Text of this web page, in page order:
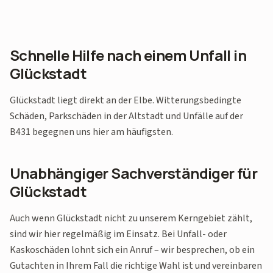
Schnelle Hilfe nach einem Unfall in
Glückstadt
Glückstadt liegt direkt an der Elbe. Witterungsbedingte
Schäden, Parkschäden in der Altstadt und Unfälle auf der
B431 begegnen uns hier am häufigsten.
Unabhängiger Sachverständiger für
Glückstadt
Auch wenn Glückstadt nicht zu unserem Kerngebiet zählt,
sind wir hier regelmäßig im Einsatz. Bei Unfall- oder
Kaskoschäden lohnt sich ein Anruf – wir besprechen, ob ein
Gutachten in Ihrem Fall die richtige Wahl ist und vereinbaren